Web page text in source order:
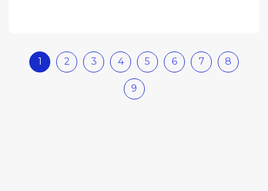
1 2 3 4 5 6 7 8
9